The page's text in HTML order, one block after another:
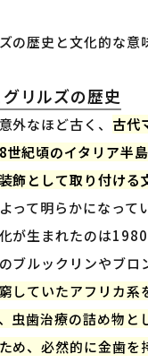
の歴史と文化的な意
リルズの歴史
外なほど古く、 古代
世紀頃のイタリア半
飾として取り付ける
って明らかになって
が生まれたのは
ブルックリンやブロ
していたアフリカ系
虫歯治療の詰め物と
め、必然的に金歯を